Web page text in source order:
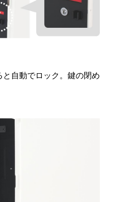
自動でロック。鍵の閉め